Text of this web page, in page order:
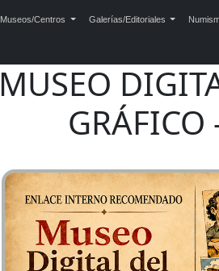
Museos/Centros Galerías/Editoriales
MUSEO
GRÁFICO